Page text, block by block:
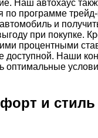
Наш автохаус
по программе
и
при покупке.
процентными
доступной. Наши
оптимальные
и